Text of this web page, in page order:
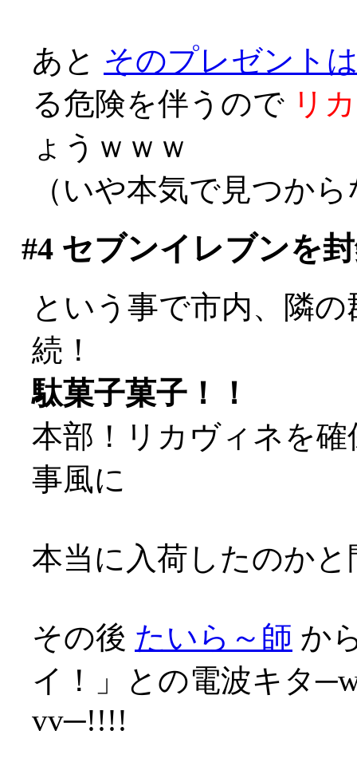
あと そのプレゼント
る危険を伴うので リ
ょうｗｗｗ
（いや本気で見つか
#4セブンイレブンを
という事で市内、隣
続！
駄菓子菓子！！
本部！リカヴィネを
事風に
本当に入荷したのか
その後 たいら～師 か
イ！」との電波キタ
vv─!!!!